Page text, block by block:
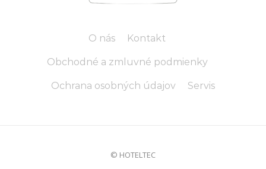
O nás Kontakt
Obchodné a zmluvné podmienky
Ochrana osobných údajov Servis
© HOTELTEC